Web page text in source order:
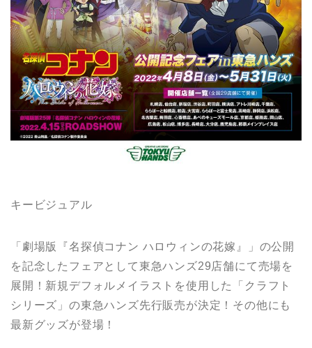
キービジュアル
「劇場版『名探偵コナン ハロウィンの花嫁』」の公開
を記念したフェアとして東急ハンズ29店舗にて売場を
展開！新規デフォルメイラストを使用した「クラフト
シリーズ」の東急ハンズ先行販売が決定！その他にも
最新グッズが登場！